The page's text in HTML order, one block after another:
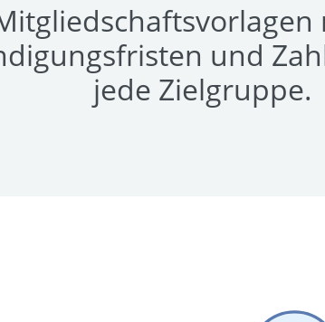
und
jede Zielgruppe.